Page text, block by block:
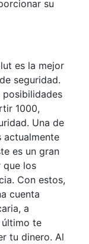
su
es la mejor
seguridad.
posibilidades
1000,
Una de
actualmente
es un gran
que los
Con estos,
cuenta
a
último te
tu dinero. Al